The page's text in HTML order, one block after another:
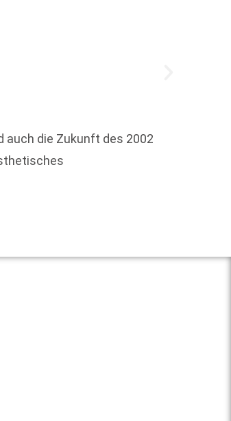
auch die Zukunft des 2002